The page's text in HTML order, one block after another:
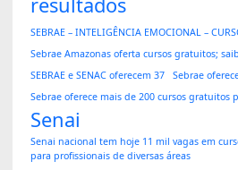
SEBRAE – INTELIGÊNCIA EMOCIONAL –
Sebrae Amazonas oferta cursos gratuitos;
SEBRAE e SENAC oferecem 37
Sebrae
Sebrae oferece mais de 200 cursos gratuitos
Senai
Senai nacional tem hoje 11 mil vagas em
para profissionais de diversas áreas